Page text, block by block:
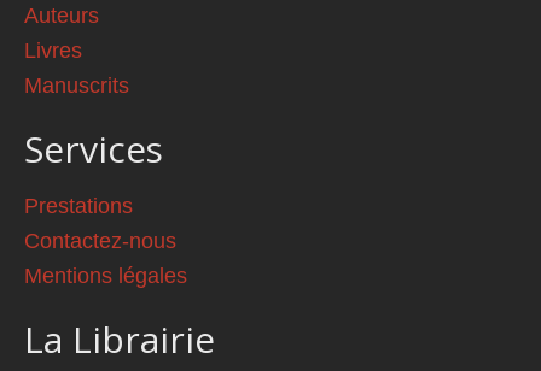
Auteurs
Livres
Manuscrits
Services
Prestations
Contactez-nous
Mentions légales
La Librairie